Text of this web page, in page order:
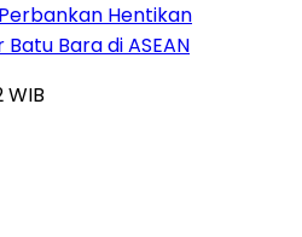
Hentikan
Bara di ASEAN
WIB